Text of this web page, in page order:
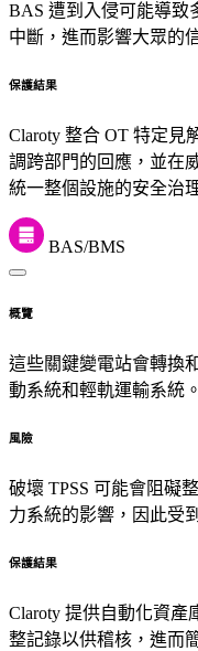
BAS 遭到入侵可能導致
中斷，進而影響大眾的
保護結果
Claroty 整合 OT 特定見
調跨部門的回應，並在
統一整個設施的安全治
BAS/BMS
概覽
這些關鍵變電站會轉換
動系統和輕軌運輸系統。
風險
破壞 TPSS 可能會阻礙
力系統的影響，因此受
保護結果
Claroty 提供自動化資
整記錄以供稽核，進而